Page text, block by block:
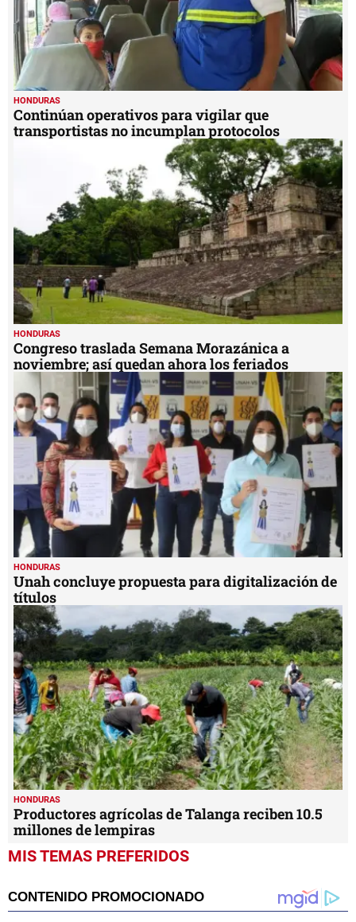
HONDURAS
Continúan operativos para vigilar que
transportistas no incumplan protocolos
HONDURAS
Congreso traslada Semana Morazánica a
noviembre; así quedan ahora los feriados
HONDURAS
Unah concluye propuesta para digitalización de
títulos
HONDURAS
Productores agrícolas de Talanga reciben 10.5
millones de lempiras
MIS TEMAS PREFERIDOS